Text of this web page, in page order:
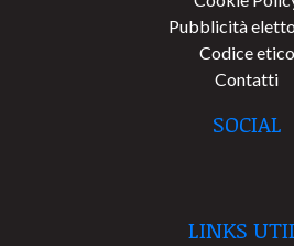
Pubblicità
Codice etico
Contatti
SOCIAL
LINKS